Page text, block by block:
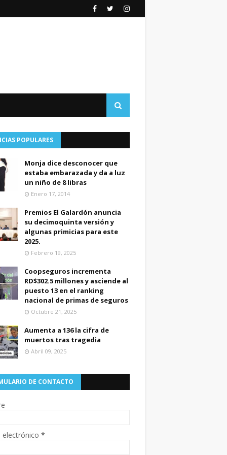
POPULARES
Monja dice desconocer que
estaba embarazada y da a luz
un niño de 8 libras
Enero 17, 2014
Premios El Galardón anuncia
su decimoquinta versión y
algunas primicias para este
2025.
Febrero 19, 2025
Coopseguros incrementa
RD$302.5 millones y asciende al
puesto 13 en el ranking
nacional de primas de seguros
Octubre 21, 2025
Aumenta a 136 la cifra de
muertos tras tragedia
Abril 09, 2025
DE CONTACTO
electrónico *